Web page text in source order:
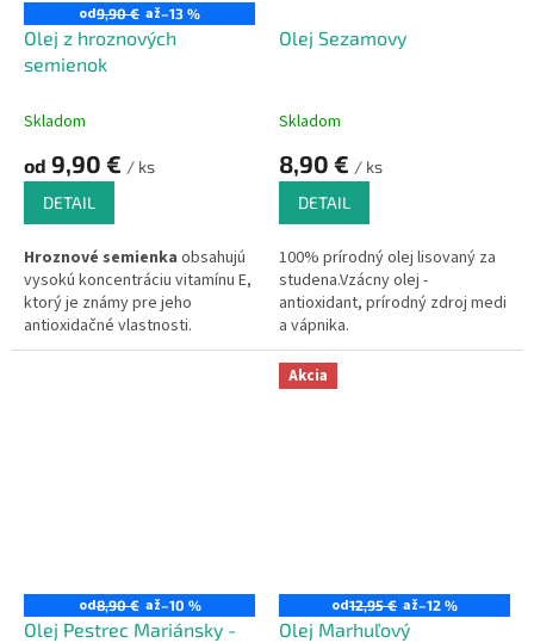
od9,90 € až–13 %
Olej z hroznových
semienok
Skladom
od 9,90 € / ks
DETAIL
Hroznové semienka obsahujú
vysokú koncentráciu vitamínu E,
ktorý je známy pre jeho
antioxidačné vlastnosti.
Obsahuje vitamíny skupiny B a
Olej Sezamovy
Skladom
8,90 € / ks
DETAIL
100% prírodný olej lisovaný za
studena.Vzácny olej -
antioxidant, prírodný zdroj medi
a vápnika.
od8,90 € až–10 %
Olej Pestrec Mariánsky -
Akcia
od12,95 € až–12 %
Olej Marhuľový